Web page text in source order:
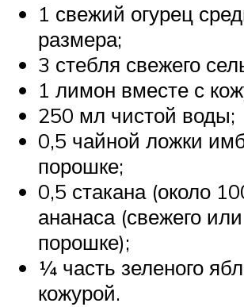
1 свежий огурец
размера;
3 стебля свежего
1 лимон вместе с
250 мл чистой воды;
0,5 чайной ложки
порошке;
0,5 стакана (около
ананаса (свежего
порошке);
¼ часть зеленого
кожурой.